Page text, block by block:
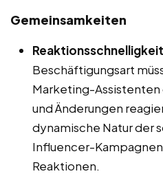
Gemeinsamkeiten
Beschäftigungsart
Marketing-Assistenten
und Änderungen
dynamische Natur der
Influencer-
Reaktionen.